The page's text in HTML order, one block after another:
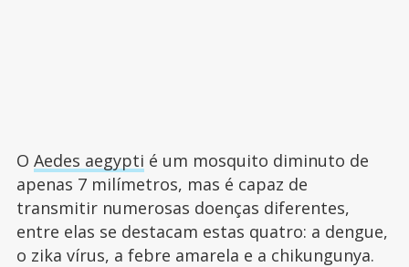
O Aedes aegypti é um mosquito diminuto de
apenas 7 milímetros, mas é capaz de
transmitir numerosas doenças diferentes,
entre elas se destacam estas quatro: a dengue,
o zika vírus, a febre amarela e a chikungunya.